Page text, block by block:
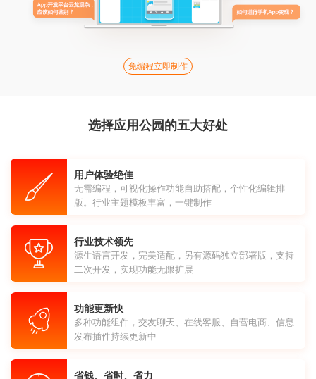
免编程立即制作
选择应用公园的五大好处
用户体验绝佳
无需编程，可视化操作功能自助搭配，个性化编辑排
版。行业主题模板丰富，一键制作
行业技术领先
源生语言开发，完美适配，另有源码独立部署版，支持
二次开发，实现功能无限扩展
功能更新快
多种功能组件，交友聊天、在线客服、自营电商、信息
发布插件持续更新中
省钱、省时、省力